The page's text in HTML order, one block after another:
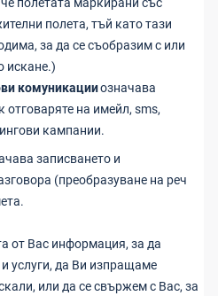
полета, тъй като тази
за да се съобразим с или
искане.)
комуникацииозначава
на имейл, sms,
кампании.
записването и
(преобразуване на реч
от Вас информация, за да
услуги, да Ви изпращаме
или да се свържем с Вас, за